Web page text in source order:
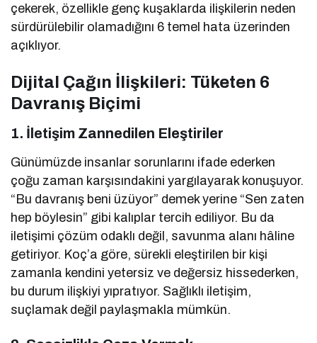
çekerek, özellikle genç kuşaklarda ilişkilerin neden
sürdürülebilir olamadığını 6 temel hata üzerinden
açıklıyor.
Dijital Çağın İlişkileri: Tüketen 6
Davranış Biçimi
1. İletişim Zannedilen Eleştiriler
Günümüzde insanlar sorunlarını ifade ederken
çoğu zaman karşısındakini yargılayarak konuşuyor.
“Bu davranış beni üzüyor” demek yerine “Sen zaten
hep böylesin” gibi kalıplar tercih ediliyor. Bu da
iletişimi çözüm odaklı değil, savunma alanı hâline
getiriyor. Koç’a göre, sürekli eleştirilen bir kişi
zamanla kendini yetersiz ve değersiz hissederken,
bu durum ilişkiyi yıpratıyor. Sağlıklı iletişim,
suçlamak değil paylaşmakla mümkün.